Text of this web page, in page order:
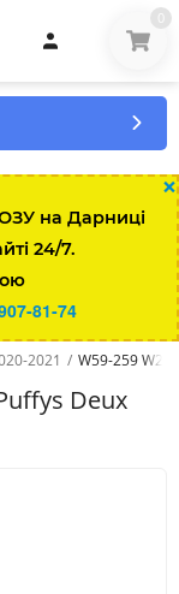
0
×
на Дарниці
24/7.
81-74
2021 / W59-259 W20
Deux